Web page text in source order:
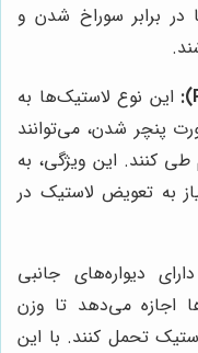
در برابر سوراخ شدن و
این نوع لاستیک‌ها به
پنچر شدن، می‌توانند
کنند. این ویژگی، به
به تعویض لاستیک در
دیواره‌های جانبی
اجازه می‌دهد تا وزن
تحمل کنند. با این